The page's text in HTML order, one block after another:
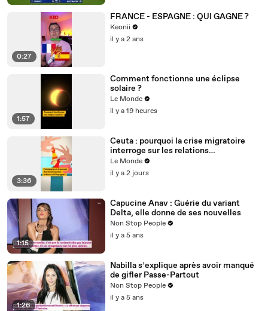
0:27
FRANCE - ESPAGNE : QUI GAGNE ?
Keonii
il y a 2 ans
1:57
Comment fonctionne une éclipse
solaire ?
Le Monde
il y a 19 heures
3:36
Ceuta : pourquoi la crise migratoire
interroge sur les relations
diplomatiques entre le Maroc et
l’Espagne ?
Le Monde
il y a 2 jours
1:15
Capucine Anav : Guérie du variant
Delta, elle donne de ses nouvelles
Non Stop People
il y a 5 ans
1:26
Nabilla s’explique après avoir manqué
de gifler Passe-Partout
Non Stop People
il y a 5 ans